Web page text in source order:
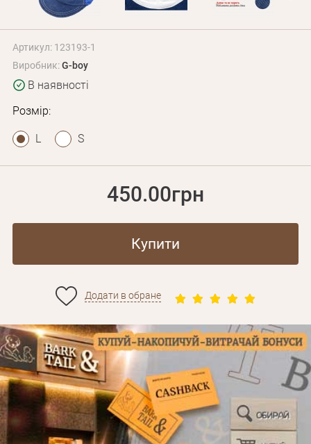
Артикул: 123193-1
Виробник:G-boy
В наявності
Розмір:
L S
450.00грн
Купити
Додати в обране